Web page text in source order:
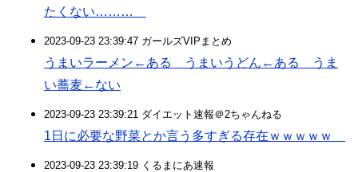
たくない………
2023-09-23 23:39:47 ガールズVIPまとめ
うまいラーメン←ある うまいうどん←ある うま
い蕎麦←ない
2023-09-23 23:39:21 ダイエット速報＠2ちゃんねる
1日に必要な野菜とか言う多すぎる存在ｗｗｗｗｗ
2023-09-23 23:39:19 くるまにあ速報